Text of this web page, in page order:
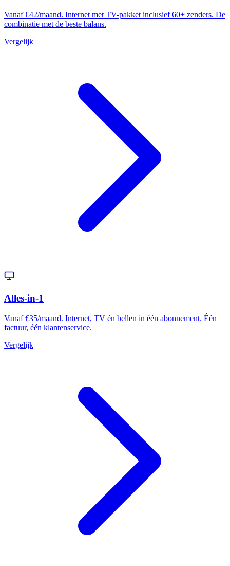
Vanaf €42/maand. Internet met TV-pakket inclusief 60+ zenders. De
combinatie met de beste balans.
Vergelijk
Alles-in-1
Vanaf €35/maand. Internet, TV én bellen in één abonnement. Één
factuur, één klantenservice.
Vergelijk